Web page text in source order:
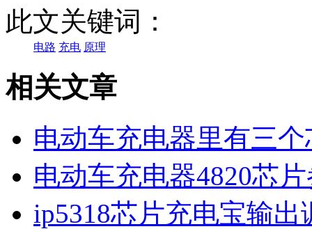
此文关键词：
电路 充电 原理
相关文章
电动车充电器里有三个
电动车充电器4820芯
ip5318芯片充电宝输出